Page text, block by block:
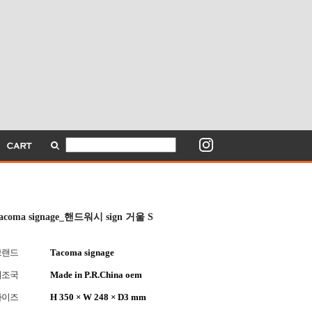
signage_핸드워시 sign 거울 S
드 Tacoma signage
국 Made in P.R.China oem
즈 H 350 × W 248 × D3 mm